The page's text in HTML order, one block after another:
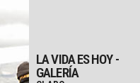
LA VIDA ES HOY -
GALERÍA